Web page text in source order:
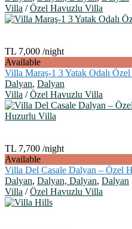
Villa /Özel Havuzlu Villa
TL 7,000 /night
Available
Villa Maraş-1 3 Yatak Odalı
Dalyan, Dalyan
Villa /Özel Havuzlu Villa
TL 7,700 /night
Available
Villa Del Casale Dalyan – Özel
Dalyan, Dalyan, Dalyan, Dalyan
Villa /Özel Havuzlu Villa